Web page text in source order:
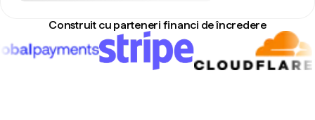
Construit cu parteneri financi de încredere